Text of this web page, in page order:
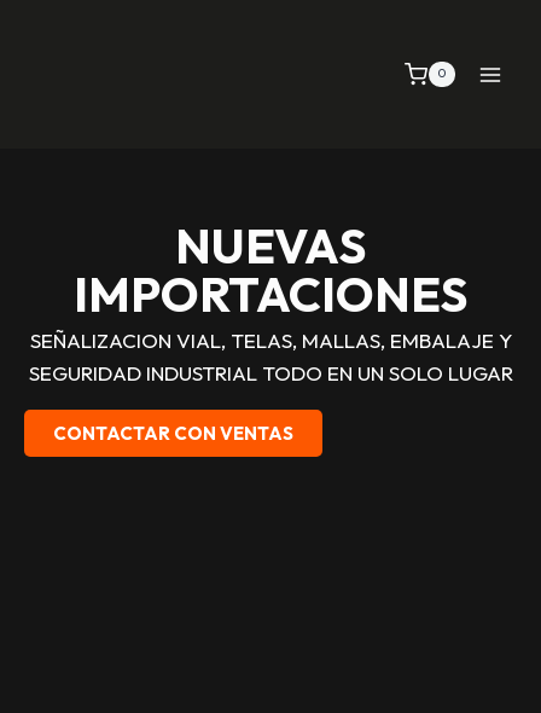
0
NUEVAS
IMPORTACIONES
SEÑALIZACION VIAL, TELAS, MALLAS, EMBALAJE Y
SEGURIDAD INDUSTRIAL TODO EN UN SOLO LUGAR
CONTACTAR CON VENTAS